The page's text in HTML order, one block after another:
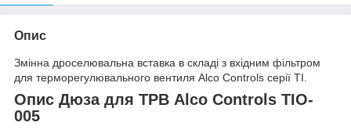
Опис
Змінна дроселювальна вставка в складі з вхідним фільтром
для терморегулювального вентиля Alco Controls серії TI.
Опис Дюза для ТРВ Alco Controls TIO-
005